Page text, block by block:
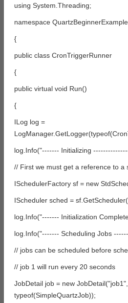
using System.Threading;
namespace QuartzBeginnerExample
{
public class CronTriggerRunner
{
public virtual void Run()
{
ILog log =
log.Info("------- Initializing
// First we must get a reference to a
ISchedulerFactory sf = new
IScheduler sched =
log.Info("------- Initialization
log.Info("------- Scheduling Jobs
// jobs can be scheduled before
// job 1 will run every 20 seconds
JobDetail job = new
typeof(SimpleQuartzJob));